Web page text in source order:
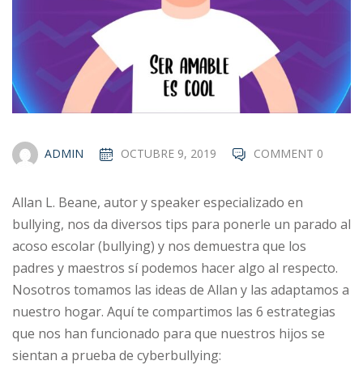
ADMIN OCTUBRE 9, 2019 COMMENT 0
Allan L. Beane, autor y speaker especializado en
bullying, nos da diversos tips para ponerle un parado al
acoso escolar (bullying) y nos demuestra que los
padres y maestros sí podemos hacer algo al respecto.
Nosotros tomamos las ideas de Allan y las adaptamos a
nuestro hogar. Aquí te compartimos las 6 estrategias
que nos han funcionado para que nuestros hijos se
sientan a prueba de cyberbullying: